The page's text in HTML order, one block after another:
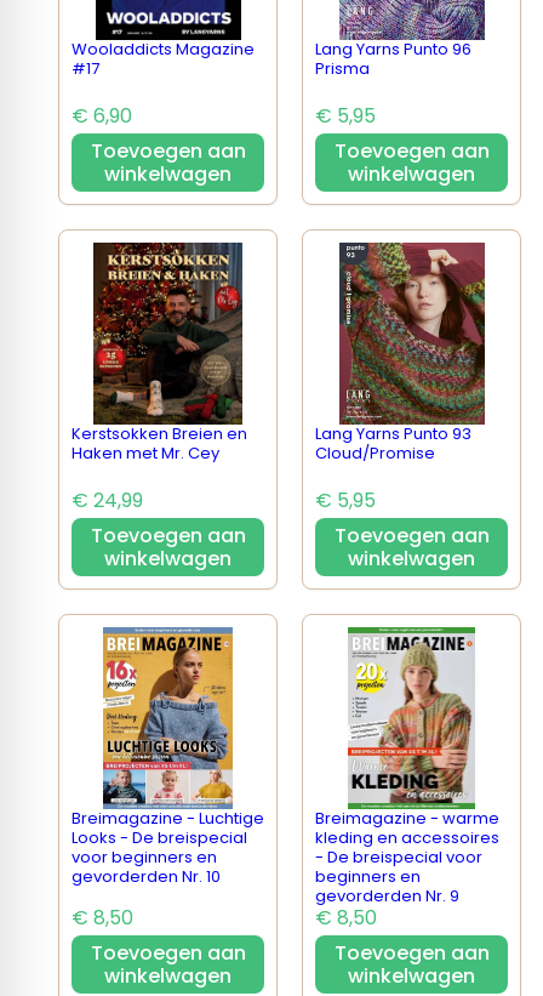
Wooladdicts Magazine
#17
€ 6,90
Toevoegen aan
winkelwagen
Lang Yarns Punto 96
Prisma
€ 5,95
Toevoegen aan
winkelwagen
Kerstsokken Breien en
Haken met Mr. Cey
€ 24,99
Toevoegen aan
winkelwagen
Lang Yarns Punto 93
Cloud/Promise
€ 5,95
Toevoegen aan
winkelwagen
Breimagazine - Luchtige
Looks - De breispecial
voor beginners en
gevorderden Nr. 10
€ 8,50
Toevoegen aan
winkelwagen
Breimagazine - warme
kleding en accessoires
- De breispecial voor
beginners en
gevorderden Nr. 9
€ 8,50
Toevoegen aan
winkelwagen